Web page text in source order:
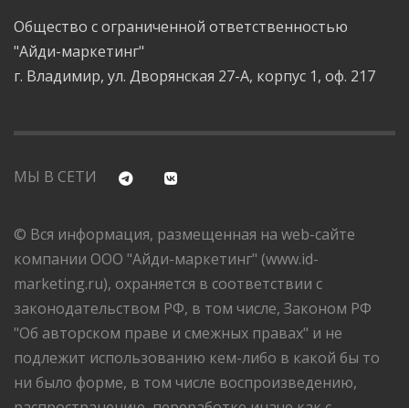
Общество с ограниченной ответственностью
"Айди-маркетинг"
г. Владимир, ул. Дворянская 27-А, корпус 1, оф. 217
МЫ В СЕТИ
© Вся информация, размещенная на web-сайте
компании ООО "Айди-маркетинг" (www.id-
marketing.ru), охраняется в соответствии с
законодательством РФ, в том числе, Законом РФ
"Об авторском праве и смежных правах" и не
подлежит использованию кем-либо в какой бы то
ни было форме, в том числе воспроизведению,